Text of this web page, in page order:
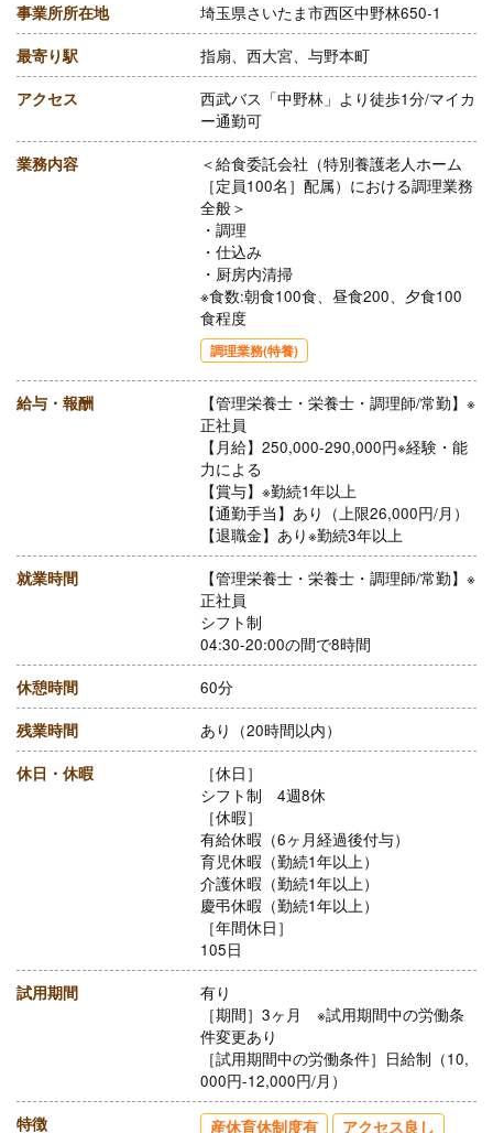
事業所所在地 埼玉県さいたま市西区中野林650-1
最寄り駅 指扇、西大宮、与野本町
アクセス
西武バス「中野林」より徒歩1分/マイカ
ー通勤可
業務内容
＜給食委託会社（特別養護老人ホーム
［定員100名］配属）における調理業務
全般＞
・調理
・仕込み
・厨房内清掃
※食数:朝食100食、昼食200、夕食100
食程度
調理業務(特養)
給与・報酬
【管理栄養士・栄養士・調理師/常勤】※
正社員
【月給】250,000-290,000円※経験・能
力による
【賞与】※勤続1年以上
【通勤手当】あり（上限26,000円/月）
【退職金】あり※勤続3年以上
就業時間
【管理栄養士・栄養士・調理師/常勤】※
正社員
シフト制
04:30-20:00の間で8時間
休憩時間 60分
残業時間 あり（20時間以内）
休日・休暇
［休日］
シフト制 4週8休
［休暇］
有給休暇（6ヶ月経過後付与）
育児休暇（勤続1年以上）
介護休暇（勤続1年以上）
慶弔休暇（勤続1年以上）
［年間休日］
105日
試用期間
有り
［期間］3ヶ月 ※試用期間中の労働条
件変更あり
［試用期間中の労働条件］日給制（10,
000円-12,000円/月）
特徴 産休育休制度有 アクセス良し